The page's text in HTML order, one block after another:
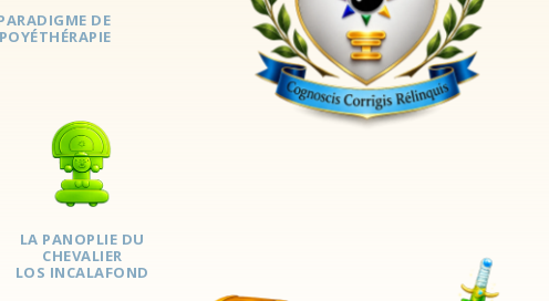
DE
LA PANOPLIE DU
CHEVALIER
LOS INCALAFOND